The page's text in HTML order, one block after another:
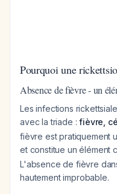
Pourquoi une
Absence de fièvre - un
Les infections
avec la triade :fièvre,
fièvre est pratiquement
et constitue un élément
L'absence de fièvre
hautement improbable.